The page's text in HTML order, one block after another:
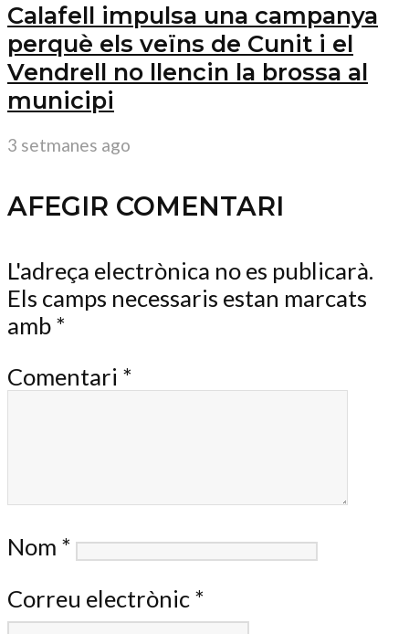
Calafell impulsa una campanya
perquè els veïns de Cunit i el
Vendrell no llencin la brossa al
municipi
3 setmanes ago
AFEGIR COMENTARI
L'adreça electrònica no es publicarà.
Els camps necessaris estan marcats
amb *
Comentari *
Nom *
Correu electrònic *